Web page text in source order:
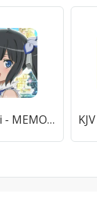
DanMachi - MEMORIA FREESE